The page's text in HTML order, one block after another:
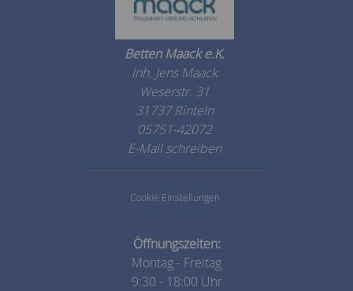
Betten Maack e.K.
Inh. Jens Maack
Weserstr. 31
31737 Rinteln
05751-42072
E-Mail schreiben
Cookie Einstellungen
Öffnungszeiten:
Montag - Freitag
9:30 - 18:00 Uhr